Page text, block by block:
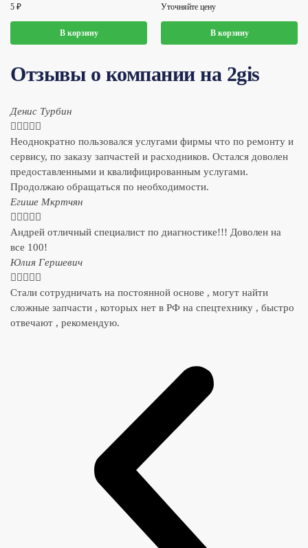
5 ₽
В корзину
Уточняйте цену
В корзину
Отзывы о компании на 2gis
Денис Турбин
    
Неоднократно пользовался услугами фирмы что по ремонту и
сервису, по заказу запчастей и расходников. Остался доволен
предоставленными и квалифицированным услугами.
Продолжаю обращаться по необходимости.
​Егише Мкртчян
    
Андрей отличный специалист по диагностике!!! Доволен на
все 100!
​Юлия Гершевич
    
Стали сотрудничать на постоянной основе , могут найти
сложные запчасти , которых нет в РФ на спецтехнику , быстро
отвечают , рекомендую.